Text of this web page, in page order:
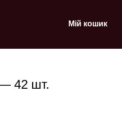
Мій кошик
42 шт.